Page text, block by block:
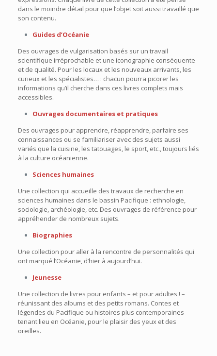
dans le moindre détail pour que l’objet soit aussi travaillé que
son contenu.
Guides d’Océanie
Des ouvrages de vulgarisation basés sur un travail
scientifique irréprochable et une iconographie conséquente
et de qualité. Pour les locaux et les nouveaux arrivants, les
curieux et les spécialistes… : chacun pourra picorer les
informations qu’il cherche dans ces livres complets mais
accessibles.
Ouvrages documentaires et pratiques
Des ouvrages pour apprendre, réapprendre, parfaire ses
connaissances ou se familiariser avec des sujets aussi
variés que la cuisine, les tatouages, le sport, etc., toujours liés
à la culture océanienne.
Sciences humaines
Une collection qui accueille des travaux de recherche en
sciences humaines dans le bassin Pacifique : ethnologie,
sociologie, archéologie, etc. Des ouvrages de référence pour
appréhender de nombreux sujets.
Biographies
Une collection pour aller à la rencontre de personnalités qui
ont marqué l’Océanie, d’hier à aujourd’hui.
Jeunesse
Une collection de livres pour enfants – et pour adultes ! –
réunissant des albums et des petits romans. Contes et
légendes du Pacifique ou histoires plus contemporaines
tenant lieu en Océanie, pour le plaisir des yeux et des
oreilles.